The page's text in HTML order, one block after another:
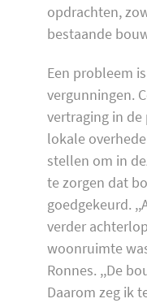
opdrachten,
bestaande
Een probleem
vergunningen.
vertraging in
lokale
stellen om in
te zorgen dat
goedgekeurd.
verder
woonruimte
Ronnes. ,,De
Daarom zeg ik